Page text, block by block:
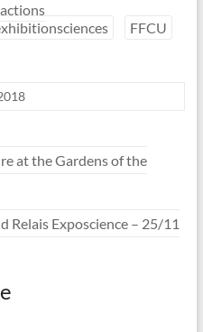
FFCU
at the Gardens of the
Relais Exposcience – 25/11